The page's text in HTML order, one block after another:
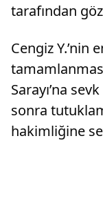
tarafından
Cengiz
Sarayı’na
sonra
hakimliğine